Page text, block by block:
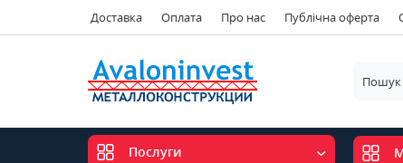
Доставка Оплата Про нас Публічна оферта
Послуги